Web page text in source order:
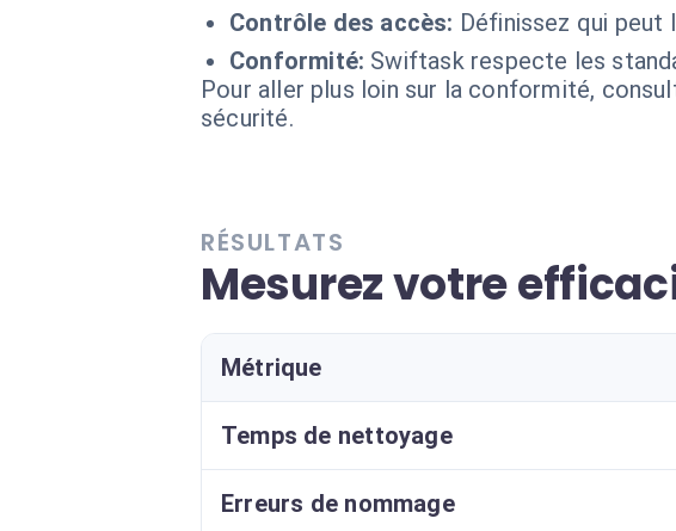
Contrôle des accès: Définissez qui
Conformité: Swiftask respecte les
Pour aller plus loin sur la conformité,
sécurité.
RÉSULTATS
Mesurez votre
Métrique
Temps de nettoyage
Erreurs de nommage